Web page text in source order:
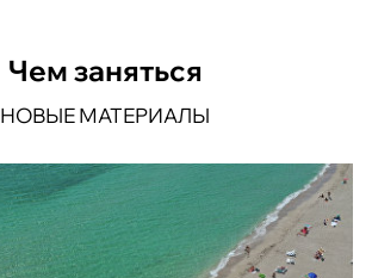
Чем заняться
НОВЫЕ МАТЕРИАЛЫ